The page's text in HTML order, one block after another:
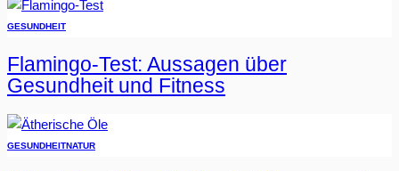
GESUNDHEIT
Flamingo-Test: Aussagen über
Gesundheit und Fitness
GESUNDHEITNATUR